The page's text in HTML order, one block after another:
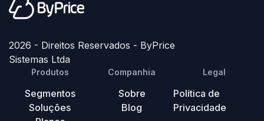
2026 - Direitos Reservados - ByPrice
Sistemas Ltda
Produtos
Segmentos
Soluções
Companhia
Sobre
Blog
Legal
Política de
Privacidade